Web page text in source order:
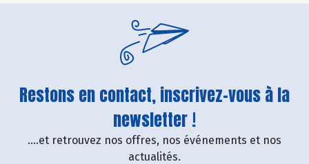
Restons en contact, inscrivez-vous à la
newsletter !
....et retrouvez nos offres, nos événements et nos
actualités.